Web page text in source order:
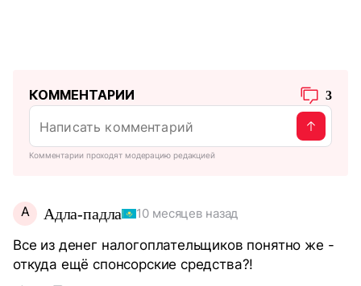
КОММЕНТАРИИ 3
Комментарии проходят модерацию редакцией
А Адла-падла 10 месяцев назад
Все из денег налогоплательщиков понятно же -
откуда ещё спонсорские средства?!